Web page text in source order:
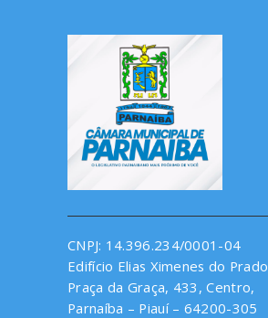
CNPJ: 14.396.234/0001-04
Edifício Elias Ximenes do Prado
Praça da Graça, 433, Centro,
Parnaíba – Piauí – 64200-305